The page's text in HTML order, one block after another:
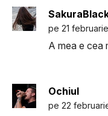
pe 21
A mea e cea
Ochiul
pe 22